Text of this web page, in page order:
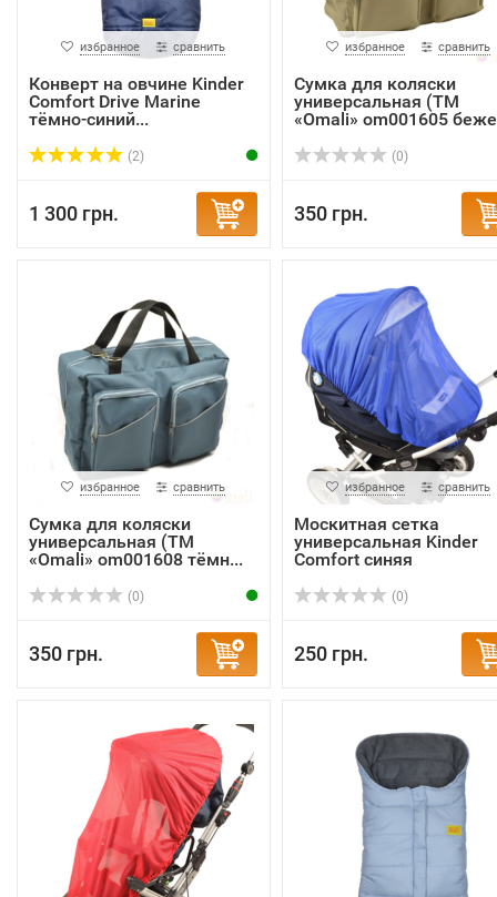
избранное сравнить
Конверт на овчине Kinder
Comfort Drive Marine
тёмно-синий...
(2)
1 300 грн.
избранное сравнить
Сумка для коляски
универсальная (ТМ
«Omali» om001605
(0)
350 грн.
избранное сравнить
Сумка для коляски
универсальная (ТМ
«Omali» om001608 тёмн...
(0)
350 грн.
избранное сравнить
Москитная сетка
универсальная Kinder
Comfort синяя
(0)
250 грн.